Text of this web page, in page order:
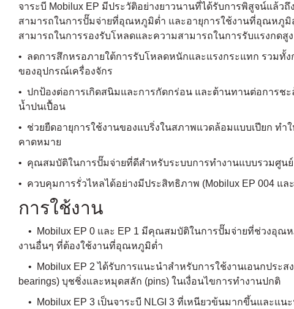
จาระบี Mobilux EP มีประวัติอย่างยาวนานที่ได้รับการพิสูจน์แล้
สามารถในการปั๊มจ่ายที่อุณหภูมิต่ำ และอายุการใช้งานที่อุณหภูมิ
สามารถในการรองรับโหลดและความสามารถในการรับแรงกดสูง
• ลดการสึกหรอภายใต้การรับโหลดหนักและแรงกระแทก รวมทั้
ของอุปกรณ์เครื่องจักร
• ปกป้องต่อการเกิดสนิมและการกัดกร่อน และต้านทานต่อการ
น้ำปนเปื้อน
• ช่วยยืดอายุการใช้งานของแบริ่งในสภาพแวดล้อมแบบเปียก ท
คาดหมาย
• คุณสมบัติในการปั๊มจ่ายที่ดีสำหรับระบบการทำงานแบบรวมศูนย์
• ควบคุมการรั่วไหลได้อย่างมีประสิทธิภาพ (Mobilux EP 004 แล
การใช้งาน
• Mobilux EP 0 และ EP 1 มีคุณสมบัติในการปั๊มจ่ายที่ช่วงอุณ
งานอื่นๆ ที่ต้องใช้งานที่อุณหภูมิต่ำ
• Mobilux EP 2 ได้รับการแนะนำสำหรับการใช้งานเอนกประส
bearings) บุชชิ่งและหมุดสลัก (pins) ในเงื่อนไขการทำงานปกติ
• Mobilux EP 3 เป็นจาระบี NLGI 3 ที่เหนียวข้นมากขึ้นและแ